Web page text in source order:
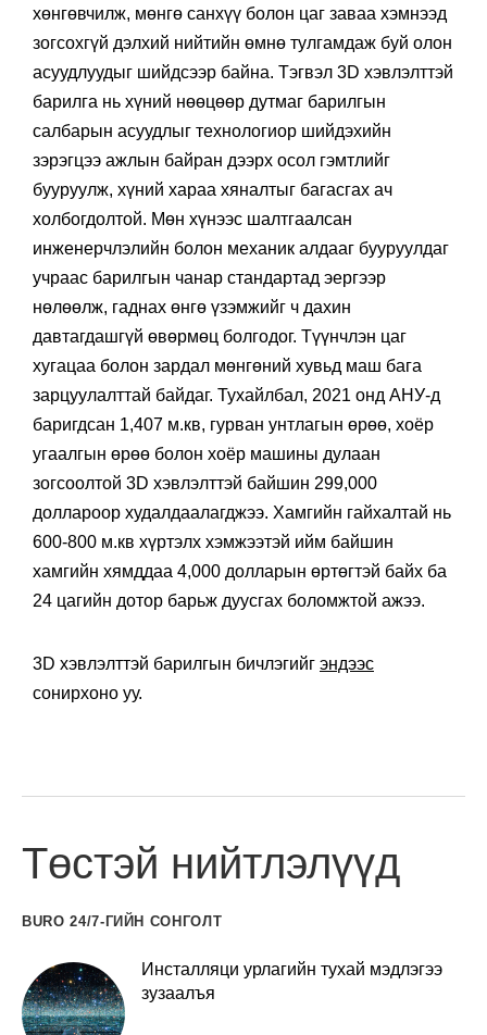
хөнгөвчилж, мөнгө санхүү болон цаг заваа хэмнээд
зогсохгүй дэлхий нийтийн өмнө тулгамдаж буй олон
асуудлуудыг шийдсээр байна. Тэгвэл 3D хэвлэлттэй
барилга нь хүний нөөцөөр дутмаг барилгын
салбарын асуудлыг технологиор шийдэхийн
зэрэгцээ ажлын байран дээрх осол гэмтлийг
бууруулж, хүний хараа хяналтыг багасгах ач
холбогдолтой. Мөн хүнээс шалтгаалсан
инженерчлэлийн болон механик алдааг бууруулдаг
учраас барилгын чанар стандартад эергээр
нөлөөлж, гаднах өнгө үзэмжийг ч дахин
давтагдашгүй өвөрмөц болгодог. Түүнчлэн цаг
хугацаа болон зардал мөнгөний хувьд маш бага
зарцуулалттай байдаг. Тухайлбал, 2021 онд АНУ-д
баригдсан 1,407 м.кв, гурван унтлагын өрөө, хоёр
угаалгын өрөө болон хоёр машины дулаан
зогсоолтой 3D хэвлэлттэй байшин 299,000
доллароор худалдаалагджээ. Хамгийн гайхалтай нь
600-800 м.кв хүртэлх хэмжээтэй ийм байшин
хамгийн хямддаа 4,000 долларын өртөгтэй байх ба
24 цагийн дотор барьж дуусгах боломжтой ажээ.
3D хэвлэлттэй барилгын бичлэгийг эндээс
сонирхоно уу.
Төстэй нийтлэлүүд
BURO 24/7-ГИЙН СОНГОЛТ
Инсталляци урлагийн тухай мэдлэгээ
зузаалъя